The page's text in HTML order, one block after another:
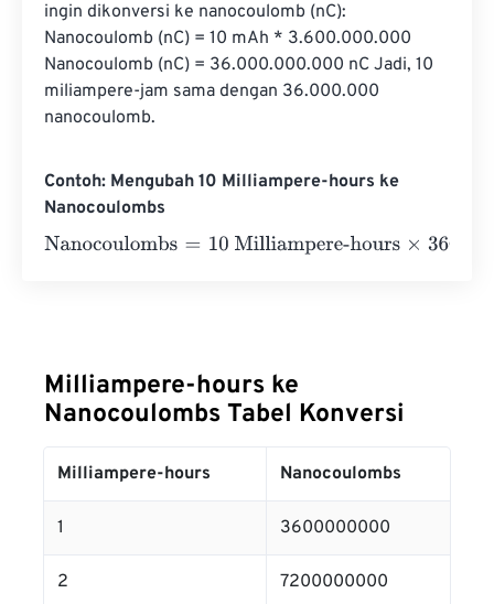
ingin dikonversi ke nanocoulomb (nC):
Nanocoulomb (nC) = 10 mAh * 3.600.000.000
Nanocoulomb (nC) = 36.000.000.000 nC Jadi, 10
miliampere-jam sama dengan 36.000.000
nanocoulomb.
Contoh: Mengubah 10 Milliampere-hours ke
Nanocoulombs
Nanocoulombs=10 Milliampere-hours×3600000000
Milliampere-hours ke
Nanocoulombs Tabel Konversi
Milliampere-hours Nanocoulombs
1 3600000000
2 7200000000